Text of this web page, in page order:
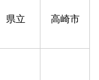
県立 高崎市